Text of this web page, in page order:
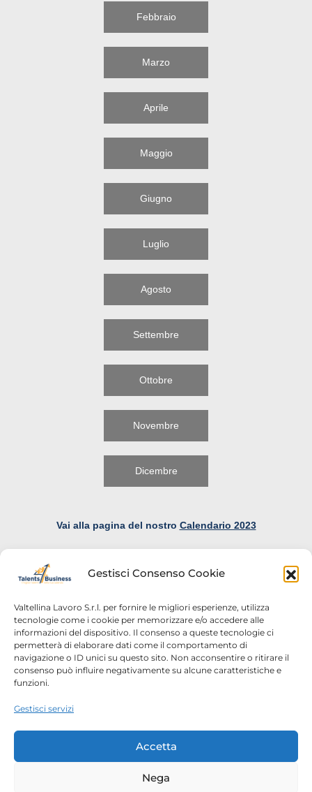
Gestisci Consenso Cookie
Valtellina Lavoro S.r.l. per fornire le migliori esperienze, utilizza
tecnologie come i cookie per memorizzare e/o accedere alle
informazioni del dispositivo. Il consenso a queste tecnologie ci
permetterà di elaborare dati come il comportamento di
navigazione o ID unici su questo sito. Non acconsentire o ritirare il
consenso può influire negativamente su alcune caratteristiche e
funzioni.
Gestisci servizi
Accetta
Nega
Febbraio
Marzo
Aprile
Maggio
Giugno
Luglio
Agosto
Settembre
Ottobre
Novembre
Dicembre
Vai alla pagina del nostro Calendario 2023
Home
Login
Chi siamo
Conosciamoci
Contatti
Autorizzazioni